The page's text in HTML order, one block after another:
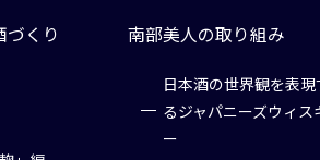
づくり 南部美人の取り組み
日本酒の世界観を表現
るジャパニーズウィス
ー